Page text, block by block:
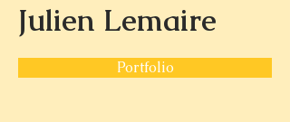
Julien Lemaire
Portfolio